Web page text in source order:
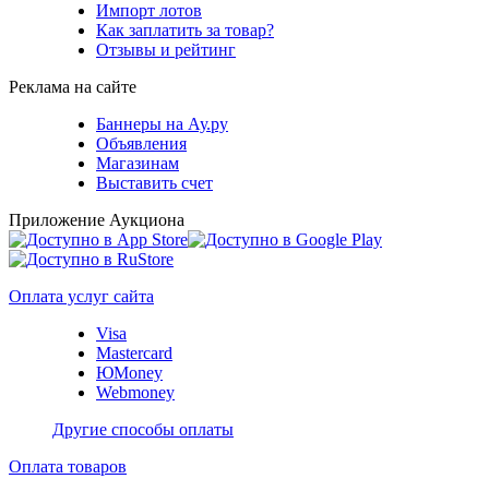
Импорт лотов
Как заплатить за товар?
Отзывы и рейтинг
Реклама на сайте
Баннеры на Ау.ру
Объявления
Магазинам
Выставить счет
Приложение Аукциона
Оплата услуг сайта
Visa
Mastercard
ЮMoney
Webmoney
Другие способы оплаты
Оплата товаров